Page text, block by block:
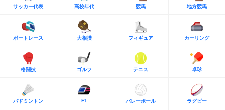
サッカー代表 高校年代 競馬 地方競馬
ボートレース 大相撲 フィギュア カーリング
格闘技 ゴルフ テニス 卓球
バドミントン F1 バレーボール ラグビー